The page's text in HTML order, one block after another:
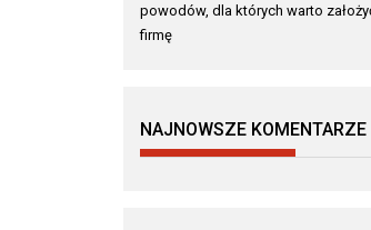
powodów, dla których warto
firmę
NAJNOWSZE KOMENTARZE